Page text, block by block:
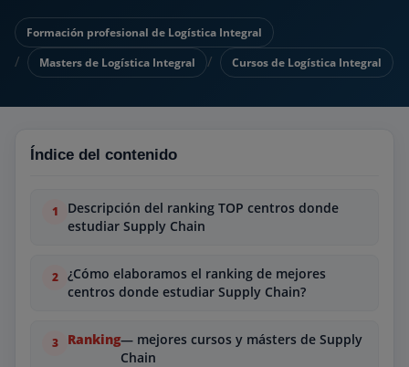
Formación profesional de Logística Integral
Masters de Logística Integral
Cursos de Logística Integral
Índice del contenido
Descripción del ranking TOP centros donde
estudiar Supply Chain
¿Cómo elaboramos el ranking de mejores
centros donde estudiar Supply Chain?
Ranking— mejores cursos y másters de Supply
Chain